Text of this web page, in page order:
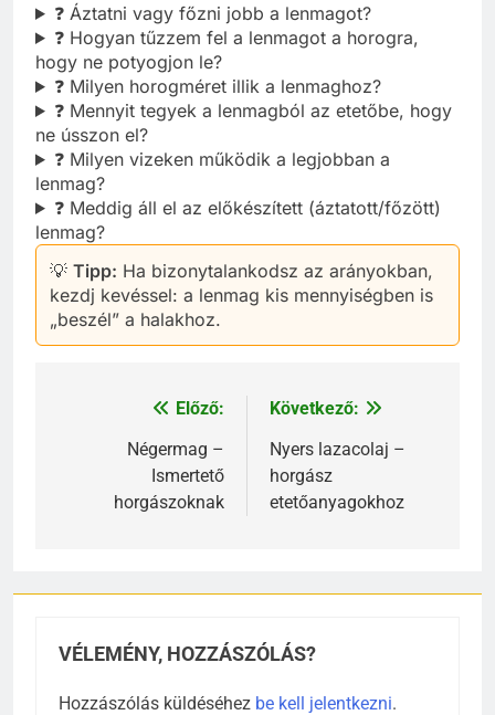
❓ Áztatni vagy főzni jobb a lenmagot?
❓ Hogyan tűzzem fel a lenmagot a horogra,
hogy ne potyogjon le?
❓ Milyen horogméret illik a lenmaghoz?
❓ Mennyit tegyek a lenmagból az etetőbe, hogy
ne ússzon el?
❓ Milyen vizeken működik a legjobban a
lenmag?
❓ Meddig áll el az előkészített (áztatott/főzött)
lenmag?
💡 Tipp: Ha bizonytalankodsz az arányokban,
kezdj kevéssel: a lenmag kis mennyiségben is
„beszél” a halakhoz.
Bejegyzés
navigáció
Előző:
Négermag –
Ismertető
horgászoknak
Következő:
Nyers lazacolaj –
horgász
etetőanyagokhoz
VÉLEMÉNY, HOZZÁSZÓLÁS?
Hozzászólás küldéséhez be kell jelentkezni.